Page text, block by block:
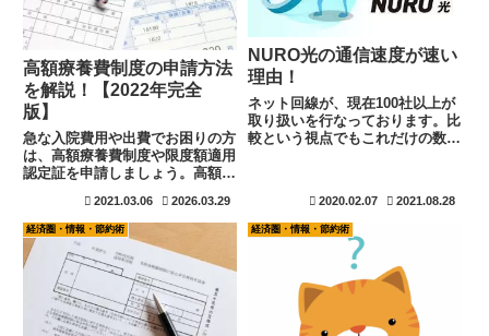
高額療養費制度の申請方法
を解説！【2022年完全
版】
急な入院費用や出費でお困りの方
は、高額療養費制度や限度額適用
認定証を申請しましょう。高額療
てしまっているため、申請をしな
いと減額が出来なくなってしまい
ます。期限もあるため、申請を忘
れるということが無い様に注意し
ましょう。意外と簡単に申請でき
ますよ。
2021.03.06 2026.03.29
NURO光の通信速度が速い
理由！
ネット回線が、現在100社以上が
取り扱いを行なっております。比
較という視点でもこれだけの数が
て拘っているのがNURO光です。
ソフトバンクとのセット割りはお
2020.02.07 2021.08.28
経済圏・情報・節約術 経済圏・情報・節約術